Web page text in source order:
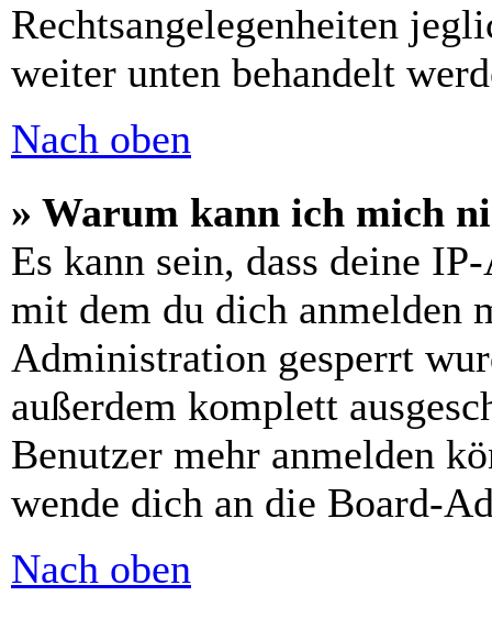
Rechtsangelegenheiten
weiter unten behandelt
Nach oben
» Warum kann ich mich
Es kann sein, dass deine
mit dem du dich anmelden
Administration gesperrt
außerdem komplett
Benutzer mehr anmelden
wende dich an die Board-
Nach oben